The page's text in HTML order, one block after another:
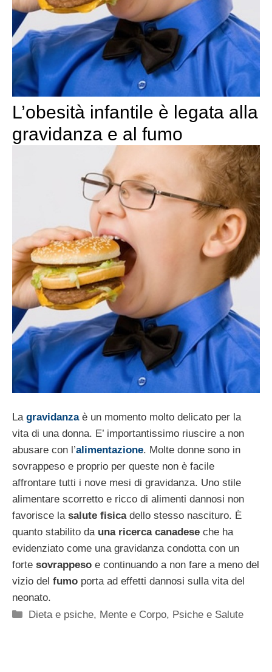
L’obesità infantile è legata alla
gravidanza e al fumo
La gravidanza è un momento molto delicato per la
vita di una donna. E’ importantissimo riuscire a non
abusare con l’alimentazione. Molte donne sono in
sovrappeso e proprio per queste non è facile
affrontare tutti i nove mesi di gravidanza. Uno stile
alimentare scorretto e ricco di alimenti dannosi non
favorisce la salute fisicadello stesso nascituro. È
quanto stabilito da una ricerca canadese che ha
evidenziato come una gravidanza condotta con un
forte sovrappeso e continuando a non fare a meno del
vizio del fumo porta ad effetti dannosi sulla vita del
neonato.
Categorie
Dieta e psiche, Mente e Corpo, Psiche e Salute